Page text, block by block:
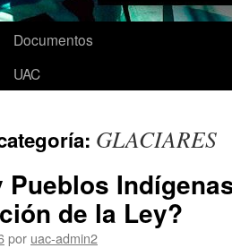
Documentos
UAC
GLACIARES
Pueblos
de la Ley?
por uac-admin2